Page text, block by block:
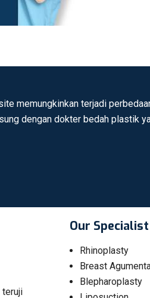
memungkinkan terjadi
dengan dokter bedah plastik
teruji
Our Specialist
Rhinoplasty
Breast
Blepharoplasty